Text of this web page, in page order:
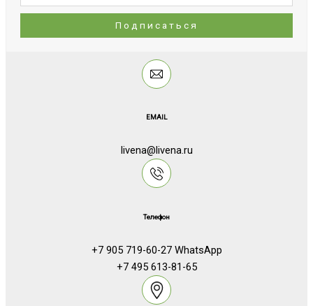
EMAIL
livena@livena.ru
Телефон
+7 905 719-60-27 WhatsApp
+7 495 613-81-65